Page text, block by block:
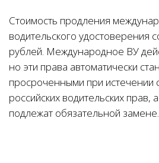
Стоимость продления
водительского удостоверения
рублей. Международное ВУ
но эти права автоматически
просроченными при истечении
российских водительских прав,
подлежат обязательной замене.